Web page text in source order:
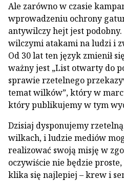
Ale zarówno w czasie
wprowadzeniu ochrony
antywilczy hejt jest podobny.
wilczymi atakami na ludzi i
Od 30 lat ten język zmienił
ważny jest „List otwarty do
sprawie rzetelnego
temat wilków”, który w
który publikujemy w tym
Dzisiaj dysponujemy
wilkach, i ludzie mediów
realizować swoją misję w
oczywiście nie będzie
klika się najlepiej – krew i